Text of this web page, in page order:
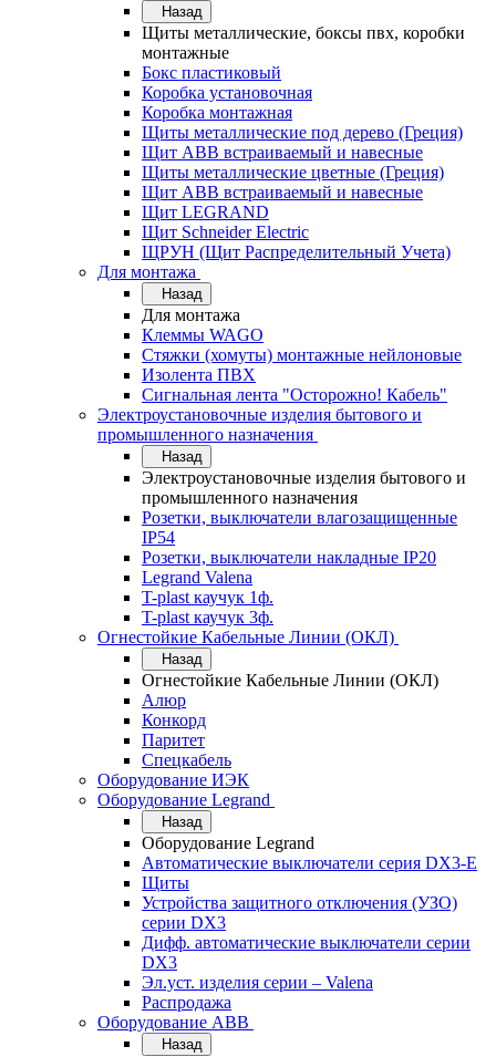
Назад
Щиты металлические, боксы пвх, коробки
монтажные
Бокс пластиковый
Коробка установочная
Коробка монтажная
Щиты металлические под дерево (Греция)
Щит ABB встраиваемый и навесные
Щиты металлические цветные (Греция)
Щит ABB встраиваемый и навесные
Щит LEGRAND
Щит Schneider Electric
ЩРУН (Щит Распределительный Учета)
Для монтажа
Назад
Для монтажа
Клеммы WAGO
Стяжки (хомуты) монтажные нейлоновые
Изолента ПВХ
Сигнальная лента "Осторожно! Кабель"
Электроустановочные изделия бытового и
промышленного назначения
Назад
Электроустановочные изделия бытового и
промышленного назначения
Розетки, выключатели влагозащищенные
IP54
Розетки, выключатели накладные IP20
Legrand Valena
T-plast каучук 1ф.
T-plast каучук 3ф.
Огнестойкие Кабельные Линии (ОКЛ)
Назад
Огнестойкие Кабельные Линии (ОКЛ)
Алюр
Конкорд
Паритет
Спецкабель
Оборудование ИЭК
Оборудование Legrand
Назад
Оборудование Legrand
Автоматические выключатели серия DX3-E
Щиты
Устройства защитного отключения (УЗО)
серии DX3
Дифф. автоматические выключатели серии
DX3
Эл.уст. изделия серии – Valena
Распродажа
Оборудование АВВ
Назад